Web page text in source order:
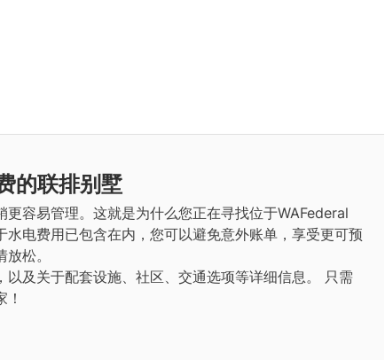
的联排别墅
容易管理。这就是为什么您正在寻找位于WAFederal
电费用已包含在内，您可以避免意外账单，享受更可预
松。
及关于配套设施、社区、交通选项等详细信息。
只需